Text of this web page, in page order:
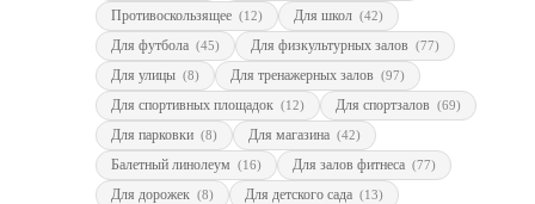
Противоскользящее (12) Для школ (42)
Для футбола (45) Для физкультурных залов (77)
Для улицы (8) Для тренажерных залов (97)
Для спортивных площадок (12) Для спортзалов (69)
Для парковки (8) Для магазина (42)
Балетный линолеум (16) Для залов фитнеса (77)
Для дорожек (8) Для детского сада (13)